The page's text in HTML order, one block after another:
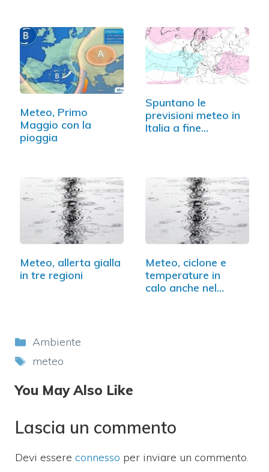
Meteo, Primo
Maggio con la
pioggia
Spuntano le
previsioni meteo in
Italia a fine
Meteo, allerta gialla
in tre regioni
Meteo, ciclone e
temperature in
calo anche nel
Categorie
Ambiente
Tag
meteo
You May Also Like
Lascia un commento
Devi essere connesso per inviare un commento.